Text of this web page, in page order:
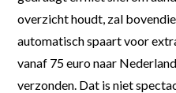
overzicht houdt, zal
automatisch spaart voor
vanaf 75 euro naar
verzonden. Dat is niet